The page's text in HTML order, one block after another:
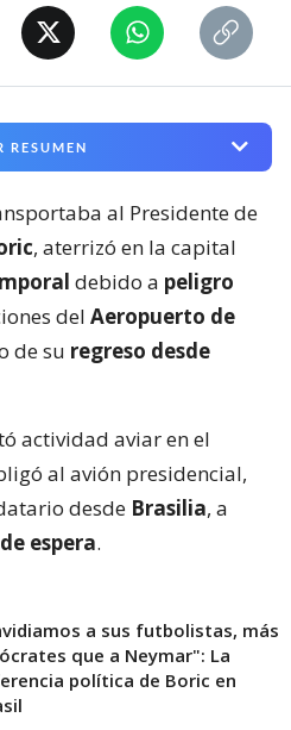
RESUMEN
al Presidente de
, aterrizó en la capital
debido a peligro
del Aeropuerto de
de su regreso desde
actividad aviar en el
al avión presidencial,
desde Brasilia, a
espera.
a sus futbolistas, más
que a Neymar": La
política de Boric en